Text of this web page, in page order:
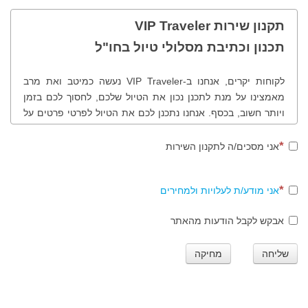
תקנון שירות VIP Traveler
תכנון וכתיבת מסלולי טיול בחו"ל
לקוחות יקרים, אנחנו ב-VIP Traveler נעשה כמיטב ואת מרב
מאמצינו על מנת לתכנן נכון את הטיול שלכם, לחסוך לכם בזמן
ויותר חשוב, בכסף. אנחנו נתכנן לכם את הטיול לפרטי פרטים על
פי בקשותיכם, רצונותיכם, תחומי העניין שלכם, נציע לכם לבקר
במקומות שונים ולמעשה נכוון אתכם נכון בטיול שלכם. לנוחותכם
שלב ראשון
סגירת הזמנת המסלול - חתימה הדדית על הזמנת עבודה. ביצוע
אני מסכים/ה לתקנון השירות
אני מודע/ת לעלויות ולמחירים
אבקש לקבל הודעות מהאתר
שליחה מחיקה